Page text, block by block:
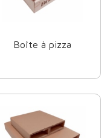
Boîte à pizza